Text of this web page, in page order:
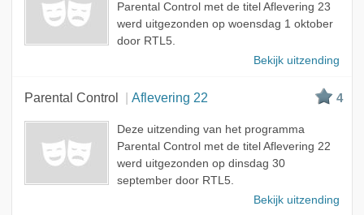
Parental Control met de titel Aflevering 23
werd uitgezonden op woensdag 1 oktober
door RTL5.
Bekijk uitzending
Parental Control Aflevering 22 4
Deze uitzending van het programma
Parental Control met de titel Aflevering 22
werd uitgezonden op dinsdag 30
september door RTL5.
Bekijk uitzending